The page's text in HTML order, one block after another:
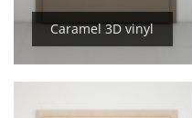
Caramel 3D vinyl